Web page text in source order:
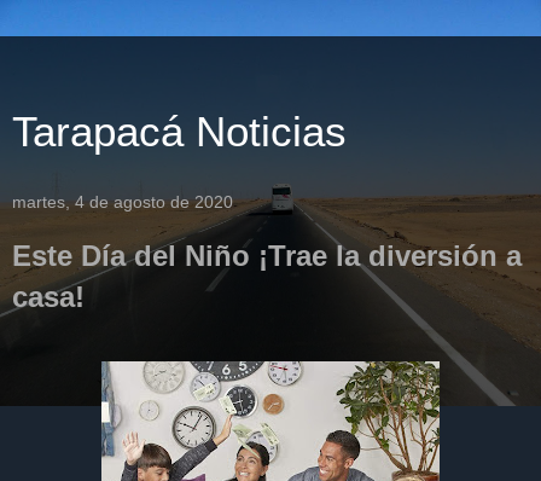
Tarapacá Noticias
martes, 4 de agosto de 2020
Este Día del Niño ¡Trae la diversión a
casa!